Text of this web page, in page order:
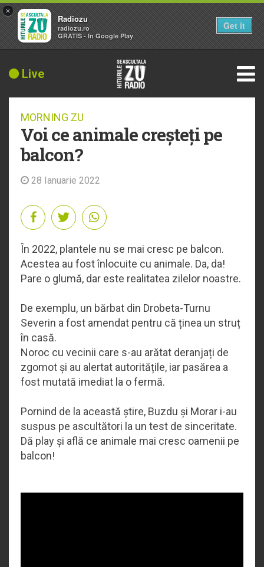
Live
MORNING ZU
Voi ce animale creșteți pe
balcon?
28 Ianuarie 2022
În 2022, plantele nu se mai cresc pe balcon.
Acestea au fost înlocuite cu animale. Da, da!
Pare o glumă, dar este realitatea zilelor noastre.
De exemplu, un bărbat din Drobeta-Turnu
Severin a fost amendat pentru că ținea un struț
în casă.
Noroc cu vecinii care s-au arătat deranjați de
zgomot și au alertat autoritățile, iar pasărea a
fost mutată imediat la o fermă.
Pornind de la această știre, Buzdu și Morar i-au
suspus pe ascultători la un test de sinceritate.
Dă play și află ce animale mai cresc oamenii pe
balcon!
×
Radiozu
radiozu.ro
GRATIS - In Google Play
Get it